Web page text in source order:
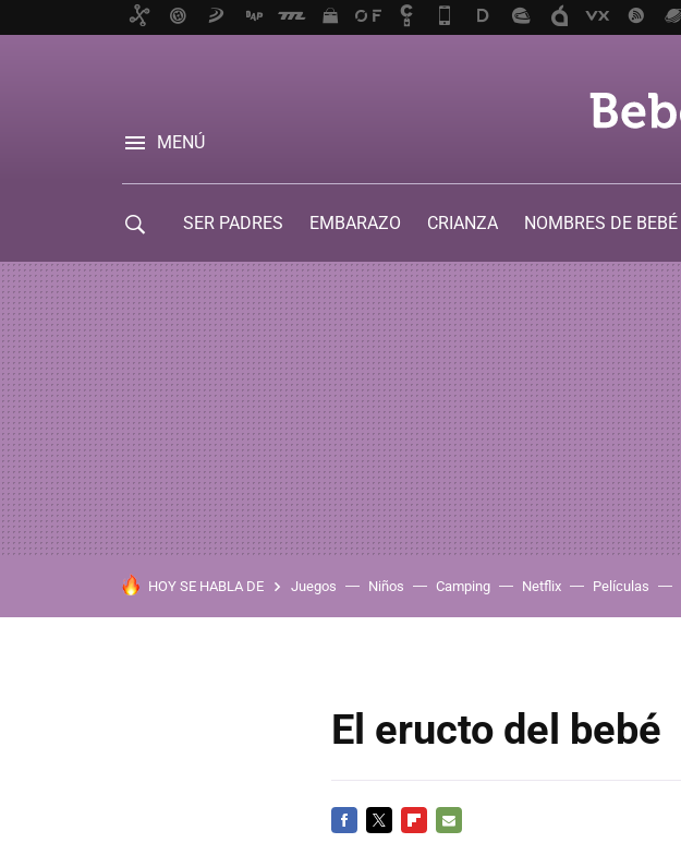
MENÚ
SER PADRES EMBARAZO CRIANZA NOMBRES DE BEBÉ
HOY SE HABLA DE Juegos Niños Camping Netflix Películas
El eructo del bebé